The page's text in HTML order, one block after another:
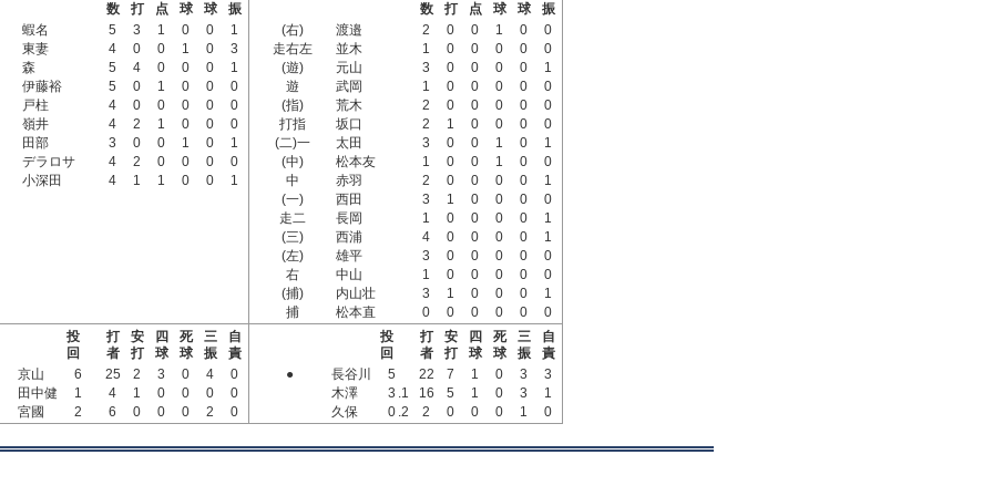
数
打
点
球
球
振
蝦名 5 3 1 0 0
1
東妻 4 0 0 1 0
3
森 5 4 0 0 0
1
伊藤裕 5 0 1 0 0
0
戸柱 4 0 0 0 0
0
嶺井 4 2 1 0 0
0
田部 3 0 0 1 0
1
デラロサ 4 2 0 0 0
0
小深田 4 1 1 0 0 1
数
打
点
球
球
振
(右)
渡邉 2 0 0 1 0
0
走右左
並木 1 0 0 0 0
0
(遊)
元山 3 0 0 0 0
1
遊
武岡 1 0 0 0 0
0
(指)
荒木 2 0 0 0 0
0
打指
坂口 2 1 0 0 0
0
(二)一
太田 3 0 0 1 0
1
(中)
松本友 1 0 0 1 0
0
中
赤羽 2 0 0 0 0
1
(一)
西田 3 1 0 0 0
0
走二
長岡 1 0 0 0 0
1
(三)
西浦 4 0 0 0 0
1
(左)
雄平 3 0 0 0 0
0
右
中山 1 0 0 0 0
0
(捕)
内山壮 3 1 0 0 0
1
捕
松本直 0 0 0 0 0
0
投
回
打
者
安
打
四
球
死
球
三
振
自
責
京山 6 25 2 3 0 4
0
田中健
1 4 1 0 0 0
0
宮國
2 6 0 0 0 2 0
投
回
打
者
安
打
四
球
死
球
三
振
自
責
●
長谷川 5 22 7 1 0 3
3
木澤
3 .1 16 5 1 0 3
1
久保
0 .2 2 0 0 0 1 0